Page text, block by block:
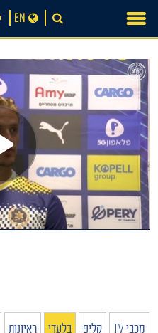
content
EN